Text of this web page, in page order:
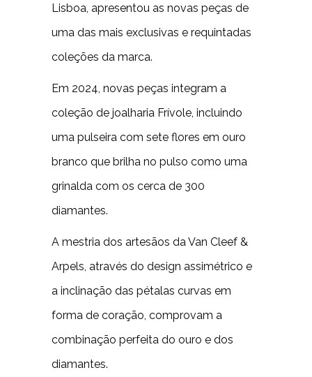
Lisboa, apresentou as novas peças de
uma das mais exclusivas e requintadas
coleções da marca.
Em 2024, novas peças integram a
coleção de joalharia Frívole, incluindo
uma pulseira com sete flores em ouro
branco que brilha no pulso como uma
grinalda com os cerca de 300
diamantes.
A mestria dos artesãos da Van Cleef &
Arpels, através do design assimétrico e
a inclinação das pétalas curvas em
forma de coração, comprovam a
combinação perfeita do ouro e dos
diamantes.